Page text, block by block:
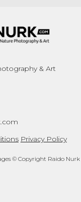
& Art
Privacy Policy
© Copyright Raido Nurk